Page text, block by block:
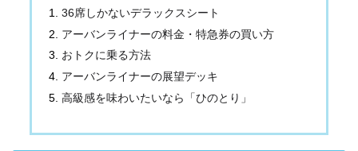
36席しかないデラックスシート
アーバンライナーの料金・特急券の買い方
おトクに乗る方法
アーバンライナーの展望デッキ
高級感を味わいたいなら「ひのとり」